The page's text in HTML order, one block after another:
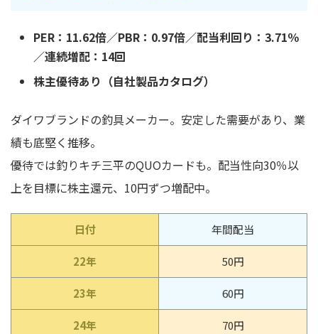
PER：11.62倍／PBR：0.97倍／配当利回り：3.71％
／連続増配：14回
株主優待あり（自社製品カタログ）
ダイワブランドの釣具メーカー。安定した需要があり、業
績も底堅く推移。
優待では釣りキチ三平のQUOカードも。配当性向30％以
上を目標に株主還元、10円ずつ増配中。
日付 年間配当
22年 50円
23年 60円
24年 70円